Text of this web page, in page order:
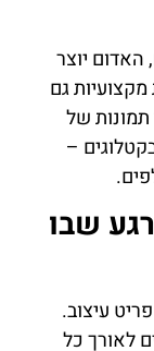
האדום יוצר
גם
תמונות של
–
שבו
עיצוב.
לאורך כל